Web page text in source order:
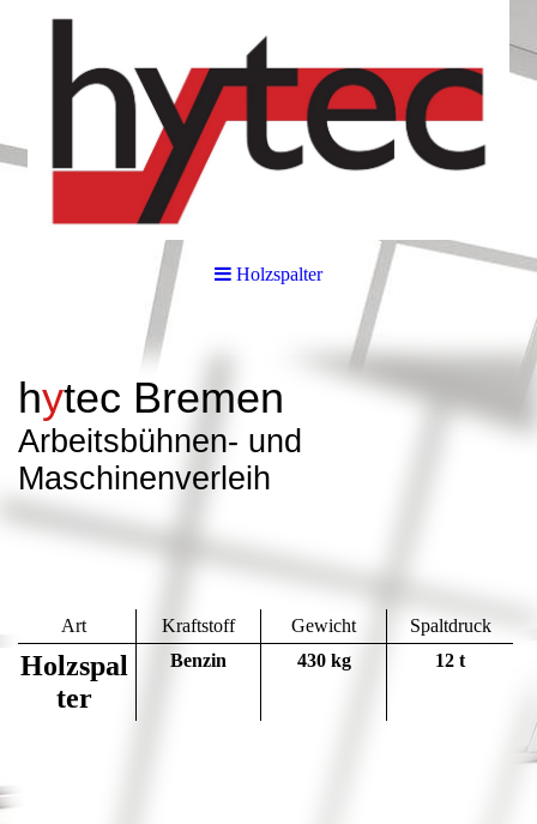
Holzspalter
hytec Bremen
Arbeitsbühnen- und
Maschinenverleih
Art Kraftstoff Gewicht Spaltdruck
Holzspal
ter
Benzin 430 kg 12 t